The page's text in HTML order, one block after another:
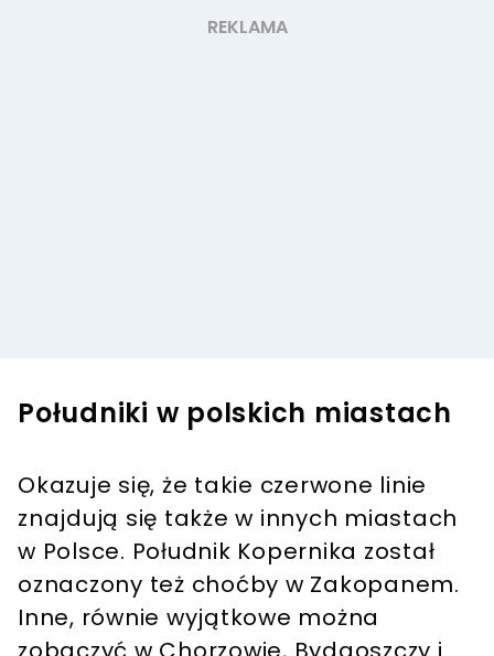
Południki w polskich miastach
Okazuje się, że takie czerwone linie
znajdują się także w innych miastach
w Polsce. Południk Kopernika został
oznaczony też choćby w Zakopanem.
Inne, równie wyjątkowe można